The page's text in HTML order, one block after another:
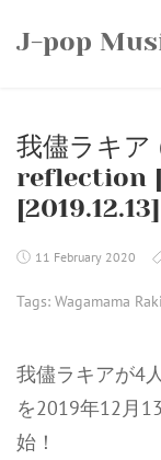
J-pop
我儘ラキ
reflection
[2019.12.13]
11 February 2020
Tags: Wagamama
我儘ラキアが4
を2019年12月
始！